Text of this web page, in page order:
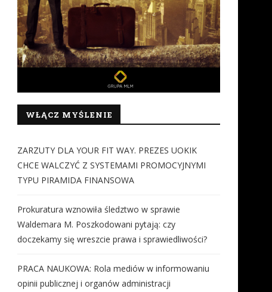
RIWAY W POLSCE. Wracamy do
tematu czyli dokumenty,...
31 lipca 2026
Mity o zdrowiu
blokada rozwoju
Polaków
24 lipca 2026
WŁĄCZ MYŚLENIE
ZARZUTY DLA YOUR FIT WAY. PREZES UOKIK
CHCE WALCZYĆ Z SYSTEMAMI PROMOCYJNYMI
TYPU PIRAMIDA FINANSOWA
Prokuratura wznowiła śledztwo w sprawie
Waldemara M. Poszkodowani pytają: czy
doczekamy się wreszcie prawa i sprawiedliwości?
PRACA NAUKOWA: Rola mediów w informowaniu
opinii publicznej i organów administracji